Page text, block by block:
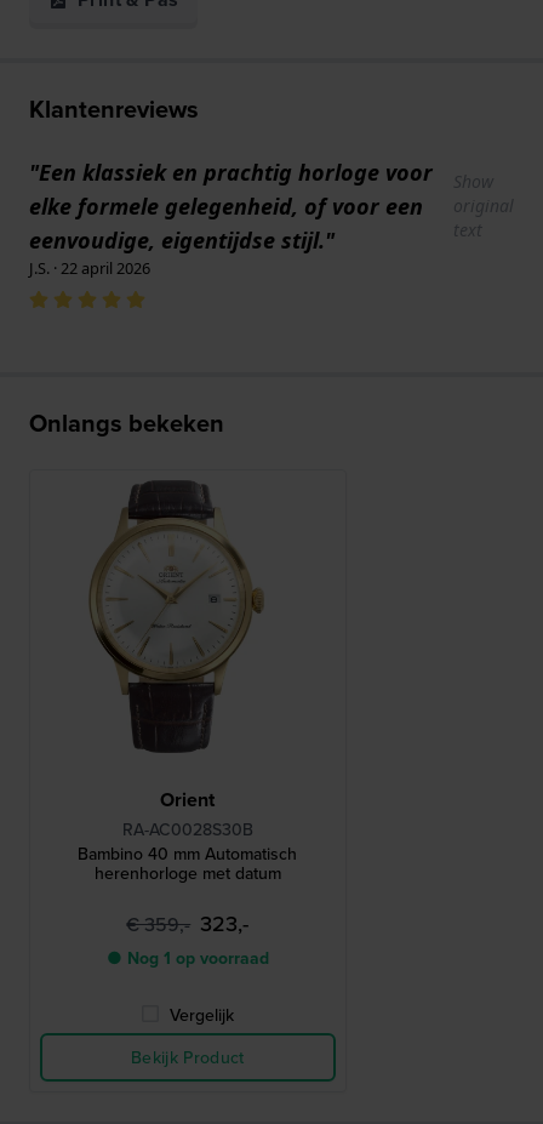
Klantenreviews
"Een klassiek en prachtig horloge voor
elke formele gelegenheid, of voor een
eenvoudige, eigentijdse stijl."
Show
original
text
J.S. · 22 april 2026
Onlangs bekeken
Orient
RA-AC0028S30B
Bambino 40 mm Automatisch
herenhorloge met datum
€ 359,- 323,-
● Nog 1 op voorraad
Vergelijk
Bekijk Product